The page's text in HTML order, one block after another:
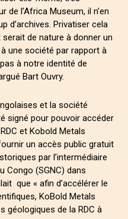
de l’Africa Museum, il n’en
d’archives. Privatiser cela
de nature à donner un
une société par rapport à
à notre identité de
Bart Ouvry.
et la société
signé pour pouvoir accéder
et Kobold Metals
un accès public gratuit
par l’intermédiaire
Congo (SGNC) dans
que « afin d’accélérer le
KoBold Metals
géologiques de la RDC à